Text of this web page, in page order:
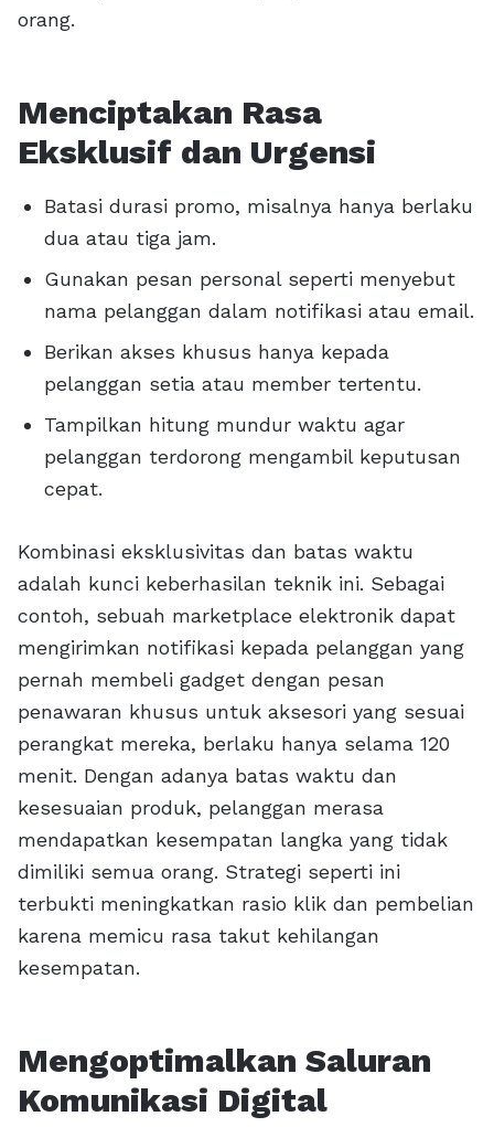
orang.
Menciptakan Rasa
Eksklusif dan Urgensi
Batasi durasi promo, misalnya hanya berlaku
dua atau tiga jam.
Gunakan pesan personal seperti menyebut
nama pelanggan dalam notifikasi atau email.
Berikan akses khusus hanya kepada
pelanggan setia atau member tertentu.
Tampilkan hitung mundur waktu agar
pelanggan terdorong mengambil keputusan
cepat.
Kombinasi eksklusivitas dan batas waktu
adalah kunci keberhasilan teknik ini. Sebagai
contoh, sebuah marketplace elektronik dapat
mengirimkan notifikasi kepada pelanggan yang
pernah membeli gadget dengan pesan
penawaran khusus untuk aksesori yang sesuai
perangkat mereka, berlaku hanya selama 120
menit. Dengan adanya batas waktu dan
kesesuaian produk, pelanggan merasa
mendapatkan kesempatan langka yang tidak
dimiliki semua orang. Strategi seperti ini
terbukti meningkatkan rasio klik dan pembelian
karena memicu rasa takut kehilangan
kesempatan.
Mengoptimalkan Saluran
Komunikasi Digital